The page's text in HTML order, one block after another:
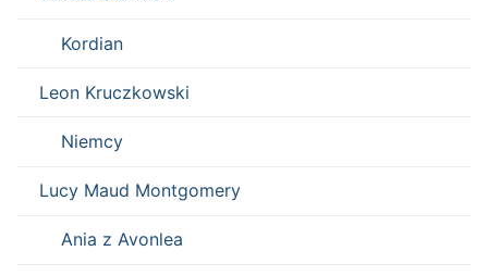
Kordian
Leon Kruczkowski
Niemcy
Lucy Maud Montgomery
Ania z Avonlea